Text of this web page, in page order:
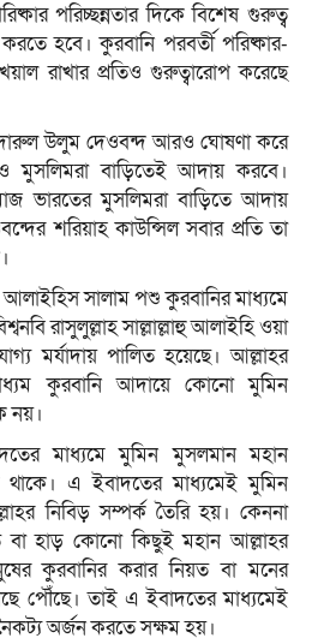
পরিচ্ছন্নতার দিকে বিশেষ গুরুত্ব
হবে। কুরবানি পরবর্তী পরিষ্কার-
রাখার প্রতিও গুরুত্বারোপ করেছে
উলুম দেওবন্দ আরও ঘোষণা করে
বাড়িতেই আদায় করবে।
ভারতের মুসলিমরা বাড়িতে আদায়
শরিয়াহ কাউন্সিল সবার প্রতি তা
সালাম পশু কুরবানির মাধ্যমে
রাসুলুল্লাহ সাল্লাল্লাহু আলাইহি ওয়া
মর্যাদায় পালিত হয়েছে। আল্লাহর
কুরবানি আদায়ে কোনো মুমিন
নয়।
মাধ্যমে মুমিন মুসলমান মহান
থাকে। এ ইবাদতের মাধ্যমেই মুমিন
নিবিড় সম্পর্ক তৈরি হয়। কেননা
বা হাড় কোনো কিছুই মহান আল্লাহর
কুরবানির করার নিয়ত বা মনের
পৌঁছে। তাই এ ইবাদতের মাধ্যমেই
অর্জন করতে সক্ষম হয়।